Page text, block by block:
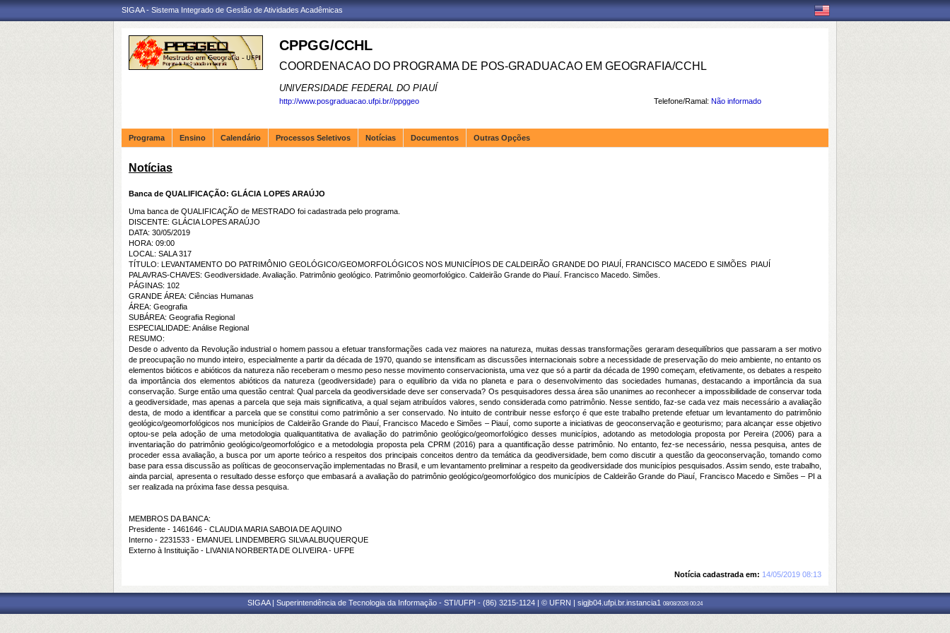
SIGAA - Sistema Integrado de Gestão de Atividades Acadêmicas
CPPGG/CCHL
COORDENACAO DO PROGRAMA DE POS-GRADUACAO EM GEOGRAFIA/CCHL
UNIVERSIDADE FEDERAL DO PIAUÍ
Telefone/Ramal: Não informado
http://www.posgraduacao.ufpi.br//ppggeo
Programa Ensino Calendário Processos Seletivos Notícias Documentos Outras Opções
Notícias
Banca de QUALIFICAÇÃO: GLÁCIA LOPES ARAÚJO
Uma banca de QUALIFICAÇÃO de MESTRADO foi cadastrada pelo programa.
DISCENTE: GLÁCIA LOPES ARAÚJO
DATA: 30/05/2019
HORA: 09:00
LOCAL: SALA 317
TÍTULO: LEVANTAMENTO DO PATRIMÔNIO GEOLÓGICO/GEOMORFOLÓGICOS NOS MUNICÍPIOS DE CALDEIRÃO GRANDE DO PIAUÍ, FRANCISCO MACEDO E SIMÕES  PIAUÍ
PALAVRAS-CHAVES: Geodiversidade. Avaliação. Patrimônio geológico. Patrimônio geomorfológico. Caldeirão Grande do Piauí. Francisco Macedo. Simões.
PÁGINAS: 102
GRANDE ÁREA: Ciências Humanas
ÁREA: Geografia
SUBÁREA: Geografia Regional
ESPECIALIDADE: Análise Regional
RESUMO:
Desde o advento da Revolução industrial o homem passou a efetuar transformações cada vez maiores na natureza, muitas dessas transformações geraram desequilíbrios que passaram a ser motivo
de preocupação no mundo inteiro, especialmente a partir da década de 1970, quando se intensificam as discussões internacionais sobre a necessidade de preservação do meio ambiente, no entanto os
elementos bióticos e abióticos da natureza não receberam o mesmo peso nesse movimento conservacionista, uma vez que só a partir da década de 1990 começam, efetivamente, os debates a respeito
da importância dos elementos abióticos da natureza (geodiversidade) para o equilíbrio da vida no planeta e para o desenvolvimento das sociedades humanas, destacando a importância da sua
conservação. Surge então uma questão central: Qual parcela da geodiversidade deve ser conservada? Os pesquisadores dessa área são unanimes ao reconhecer a impossibilidade de conservar toda
a geodiversidade, mas apenas a parcela que seja mais significativa, a qual sejam atribuídos valores, sendo considerada como patrimônio. Nesse sentido, faz-se cada vez mais necessário a avaliação
desta, de modo a identificar a parcela que se constitui como patrimônio a ser conservado. No intuito de contribuir nesse esforço é que este trabalho pretende efetuar um levantamento do patrimônio
geológico/geomorfológicos nos municípios de Caldeirão Grande do Piauí, Francisco Macedo e Simões – Piauí, como suporte a iniciativas de geoconservação e geoturismo; para alcançar esse objetivo
optou-se pela adoção de uma metodologia qualiquantitativa de avaliação do patrimônio geológico/geomorfológico desses municípios, adotando as metodologia proposta por Pereira (2006) para a
inventariação do patrimônio geológico/geomorfológico e a metodologia proposta pela CPRM (2016) para a quantificação desse patrimônio. No entanto, fez-se necessário, nessa pesquisa, antes de
proceder essa avaliação, a busca por um aporte teórico a respeitos dos principais conceitos dentro da temática da geodiversidade, bem como discutir a questão da geoconservação, tomando como
base para essa discussão as políticas de geoconservação implementadas no Brasil, e um levantamento preliminar a respeito da geodiversidade dos municípios pesquisados. Assim sendo, este trabalho,
ainda parcial, apresenta o resultado desse esforço que embasará a avaliação do patrimônio geológico/geomorfológico dos municípios de Caldeirão Grande do Piauí, Francisco Macedo e Simões – PI a
ser realizada na próxima fase dessa pesquisa.
MEMBROS DA BANCA:
Presidente - 1461646 - CLAUDIA MARIA SABOIA DE AQUINO
Interno - 2231533 - EMANUEL LINDEMBERG SILVA ALBUQUERQUE
Externo à Instituição - LIVANIA NORBERTA DE OLIVEIRA - UFPE
Notícia cadastrada em: 14/05/2019 08:13
SIGAA | Superintendência de Tecnologia da Informação - STI/UFPI - (86) 3215-1124 | © UFRN | sigjb04.ufpi.br.instancia1 08/08/2026 00:24